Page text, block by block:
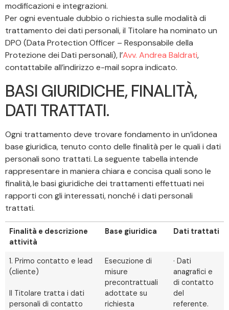
modificazioni e integrazioni.
Per ogni eventuale dubbio o richiesta sulle modalità di
trattamento dei dati personali, il Titolare ha nominato un
DPO (Data Protection Officer – Responsabile della
Protezione dei Dati personali), l’Avv. Andrea Baldrati,
contattabile all’indirizzo e-mail sopra indicato.
BASI GIURIDICHE, FINALITÀ,
DATI TRATTATI.
Ogni trattamento deve trovare fondamento in un’idonea
base giuridica, tenuto conto delle finalità per le quali i dati
personali sono trattati. La seguente tabella intende
rappresentare in maniera chiara e concisa quali sono le
finalità, le basi giuridiche dei trattamenti effettuati nei
rapporti con gli interessati, nonché i dati personali
trattati.
Finalità e descrizione
attività
Base giuridica Dati trattati
1. Primo contatto e lead
(cliente)
Il Titolare tratta i dati
personali di contatto
Esecuzione di
misure
precontrattuali
adottate su
richiesta
· Dati
anagrafici e
di contatto
del
referente.